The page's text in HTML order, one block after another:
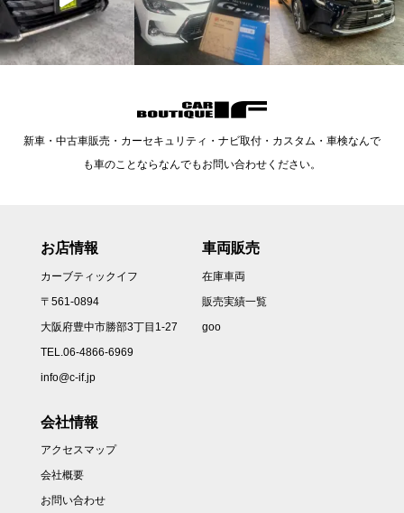
新車・中古車販売・カーセキュリティ・ナビ取付・カスタム・車検なんで
も車のことならなんでもお問い合わせください。
お店情報
カーブティックイフ
〒561-0894
大阪府豊中市勝部3丁目1-27
TEL.06-4866-6969
info@c-if.jp
車両販売
在庫車両
販売実績一覧
goo
会社情報
アクセスマップ
会社概要
お問い合わせ